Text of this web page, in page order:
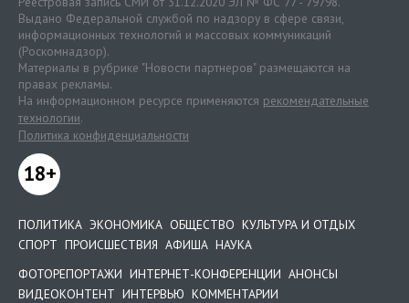
Выдано Федеральной службой по надзору в сфере связи,
информационных технологий и массовых коммуникаций
(Роскомнадзор).
Материалы в рубрике "Новости партнеров" размещаются на
правах рекламы.
На информационном ресурсе применяются рекомендательные
технологии.
Политика конфиденциальности
18+
ПОЛИТИКА ЭКОНОМИКА ОБЩЕСТВО КУЛЬТУРА И ОТДЫХ
СПОРТ ПРОИСШЕСТВИЯ АФИША НАУКА
ФОТОРЕПОРТАЖИ ИНТЕРНЕТ-КОНФЕРЕНЦИИ АНОНСЫ
ВИДЕОКОНТЕНТ ИНТЕРВЬЮ КОММЕНТАРИИ